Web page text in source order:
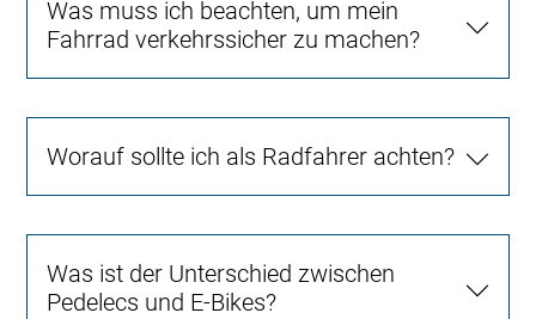
Was muss ich beachten, um mein
Fahrrad verkehrssicher zu machen?
Worauf sollte ich als Radfahrer achten?
Was ist der Unterschied zwischen
Pedelecs und E-Bikes?